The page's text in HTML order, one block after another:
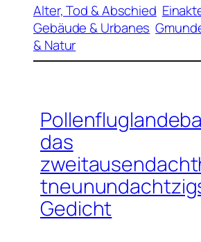
Alter, Tod & Abschied
Gebäude & Urbanes
& Natur
das
Gedicht